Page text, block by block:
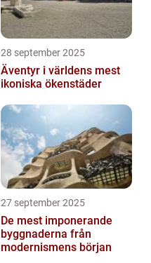
28 september 2025
Äventyr i världens mest
ikoniska ökenstäder
27 september 2025
De mest imponerande
byggnaderna från
modernismens början